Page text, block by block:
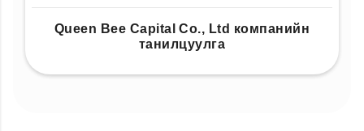
Queen Bee Capital Co., Ltd компанийн
танилцуулга